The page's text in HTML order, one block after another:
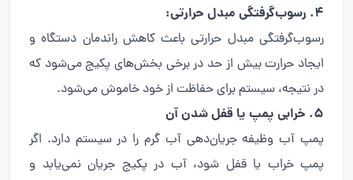
۴. رسوب‌گرفتگی مبدل حرارتی:
رسوب‌گرفتگی مبدل حرارتی باعث کاهش راندمان دستگاه و
ایجاد حرارت بیش از حد در برخی بخش‌های پکیج می‌شود که
در نتیجه، سیستم برای حفاظت از خود خاموش می‌شود.
۵. خرابی پمپ یا قفل شدن آن
پمپ آب وظیفه جریان‌دهی آب گرم را در سیستم دارد. اگر
پمپ خراب یا قفل شود، آب در پکیج جریان نمی‌یابد و